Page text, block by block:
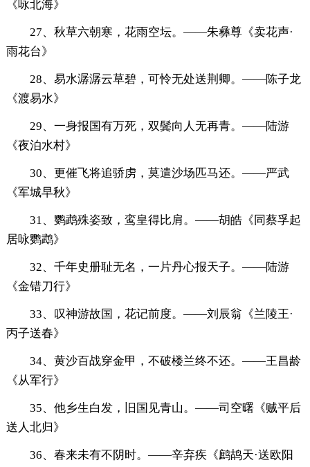
《咏北海》
27、秋草六朝寒，花雨空坛。——朱彝尊《卖花声·
雨花台》
28、易水潺潺云草碧，可怜无处送荆卿。——陈子龙
《渡易水》
29、一身报国有万死，双鬓向人无再青。——陆游
《夜泊水村》
30、更催飞将追骄虏，莫遣沙场匹马还。——严武
《军城早秋》
31、鹦鹉殊姿致，鸾皇得比肩。——胡皓《同蔡孚起
居咏鹦鹉》
32、千年史册耻无名，一片丹心报天子。——陆游
《金错刀行》
33、叹神游故国，花记前度。——刘辰翁《兰陵王·
丙子送春》
34、黄沙百战穿金甲，不破楼兰终不还。——王昌龄
《从军行》
35、他乡生白发，旧国见青山。——司空曙《贼平后
送人北归》
36、春来未有不阴时。——辛弃疾《鹧鸪天·送欧阳